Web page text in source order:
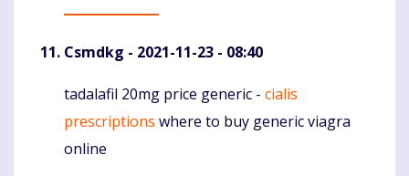
Csmdkg - 2021-11-23 - 08:40
Komentaras
tadalafil 20mg price generic - cialis
prescriptions where to buy generic viagra
online